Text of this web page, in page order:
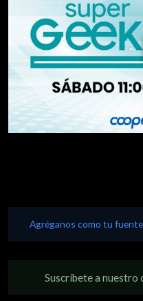
Agréganos como tu
Suscríbete a nuestro